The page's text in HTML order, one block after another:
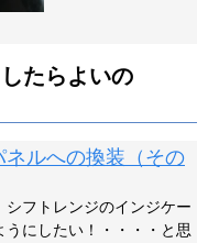
たらよいの
ルへの換装（その
フトレンジのインジケー
にしたい！・・・・と思